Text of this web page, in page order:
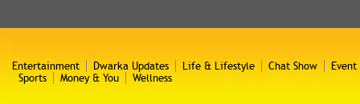
Entertainment Dwarka Updates Life & Lifestyle Chat Show
Event
Sports
Money & You Wellness